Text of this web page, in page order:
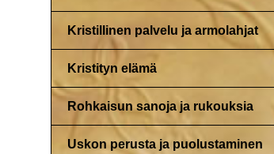
Kristillinen palvelu ja armolahjat
Kristityn elämä
Rohkaisun sanoja ja rukouksia
Uskon perusta ja puolustaminen